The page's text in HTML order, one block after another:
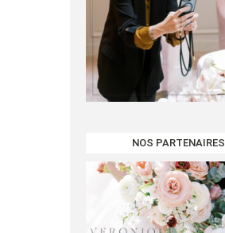
NOS PARTENAIRES